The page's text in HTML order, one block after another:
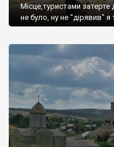
Місце,туристами
не було, ну не "дірявив" я